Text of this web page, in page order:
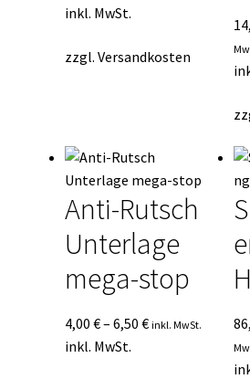
inkl. MwSt.
zzgl. Versandkosten
Anti-Rutsch
Unterlage
mega-stop
4,00 €– 6,50 € inkl. MwSt.
inkl. MwSt.